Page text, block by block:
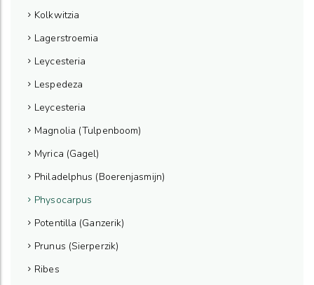
Kolkwitzia
Lagerstroemia
Leycesteria
Lespedeza
Leycesteria
Magnolia (Tulpenboom)
Myrica (Gagel)
Philadelphus (Boerenjasmijn)
Physocarpus
Potentilla (Ganzerik)
Prunus (Sierperzik)
Ribes